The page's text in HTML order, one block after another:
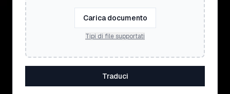
Carica documento
Tipi di file supportati
Traduci